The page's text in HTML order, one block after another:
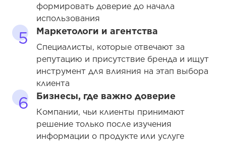
формировать доверие до начала
использования
5 Маркетологи и агентства
Специалисты, которые отвечают за
репутацию и присутствие бренда и ищут
инструмент для влияния на этап выбора
клиента
6 Бизнесы, где важно доверие
Компании, чьи клиенты принимают
решение только после изучения
информации о продукте или услуге